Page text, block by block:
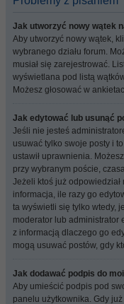
Jak utworzyć nowy wątek
Aby utworzyć nowy wątek,
wybranego działu forum.
musiał się zarejestrować.
wyświetlana pod listą
Możesz głosować w
Jak edytować lub usunąć
Jeśli nie jesteś
usuwać tylko swoje posty i
ustawił uprawnienia.
przy wybranym poście,
Jeżeli ktoś już
informacja, ile razy go
ta wyświetli się tylko wtedy,
moderator lub administrator
z informacją dlaczego go
mogą usuwać postów, gdy
Jak dodawać podpis do
Aby umieścić podpis pod
panelu użytkownika. Gdy